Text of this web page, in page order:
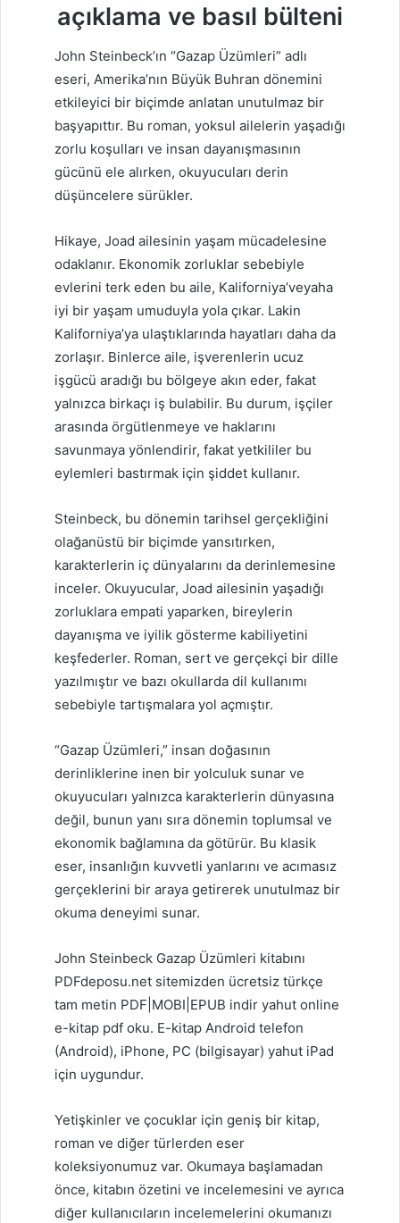
açıklama ve basıl bülteni
John Steinbeck’ın “Gazap Üzümleri” adlı
eseri, Amerika’nın Büyük Buhran dönemini
etkileyici bir biçimde anlatan unutulmaz bir
başyapıttır. Bu roman, yoksul ailelerin yaşadığı
zorlu koşulları ve insan dayanışmasının
gücünü ele alırken, okuyucuları derin
düşüncelere sürükler.
Hikaye, Joad ailesinin yaşam mücadelesine
odaklanır. Ekonomik zorluklar sebebiyle
evlerini terk eden bu aile, Kaliforniya’veyaha
iyi bir yaşam umuduyla yola çıkar. Lakin
Kaliforniya’ya ulaştıklarında hayatları daha da
zorlaşır. Binlerce aile, işverenlerin ucuz
işgücü aradığı bu bölgeye akın eder, fakat
yalnızca birkaçı iş bulabilir. Bu durum, işçiler
arasında örgütlenmeye ve haklarını
savunmaya yönlendirir, fakat yetkililer bu
eylemleri bastırmak için şiddet kullanır.
Steinbeck, bu dönemin tarihsel gerçekliğini
olağanüstü bir biçimde yansıtırken,
karakterlerin iç dünyalarını da derinlemesine
inceler. Okuyucular, Joad ailesinin yaşadığı
zorluklara empati yaparken, bireylerin
dayanışma ve iyilik gösterme kabiliyetini
keşfederler. Roman, sert ve gerçekçi bir dille
yazılmıştır ve bazı okullarda dil kullanımı
sebebiyle tartışmalara yol açmıştır.
“Gazap Üzümleri,” insan doğasının
derinliklerine inen bir yolculuk sunar ve
okuyucuları yalnızca karakterlerin dünyasına
değil, bunun yanı sıra dönemin toplumsal ve
ekonomik bağlamına da götürür. Bu klasik
eser, insanlığın kuvvetli yanlarını ve acımasız
gerçeklerini bir araya getirerek unutulmaz bir
okuma deneyimi sunar.
John Steinbeck Gazap Üzümleri kitabını
PDFdeposu.net sitemizden ücretsiz türkçe
tam metin PDF|MOBI|EPUB indir yahut online
e-kitap pdf oku. E-kitap Android telefon
(Android), iPhone, PC (bilgisayar) yahut iPad
için uygundur.
Yetişkinler ve çocuklar için geniş bir kitap,
roman ve diğer türlerden eser
koleksiyonumuz var. Okumaya başlamadan
önce, kitabın özetini ve incelemesini ve ayrıca
diğer kullanıcıların incelemelerini okumanızı